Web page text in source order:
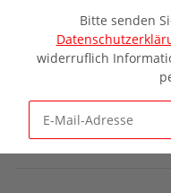
Bitte senden
widerruflich